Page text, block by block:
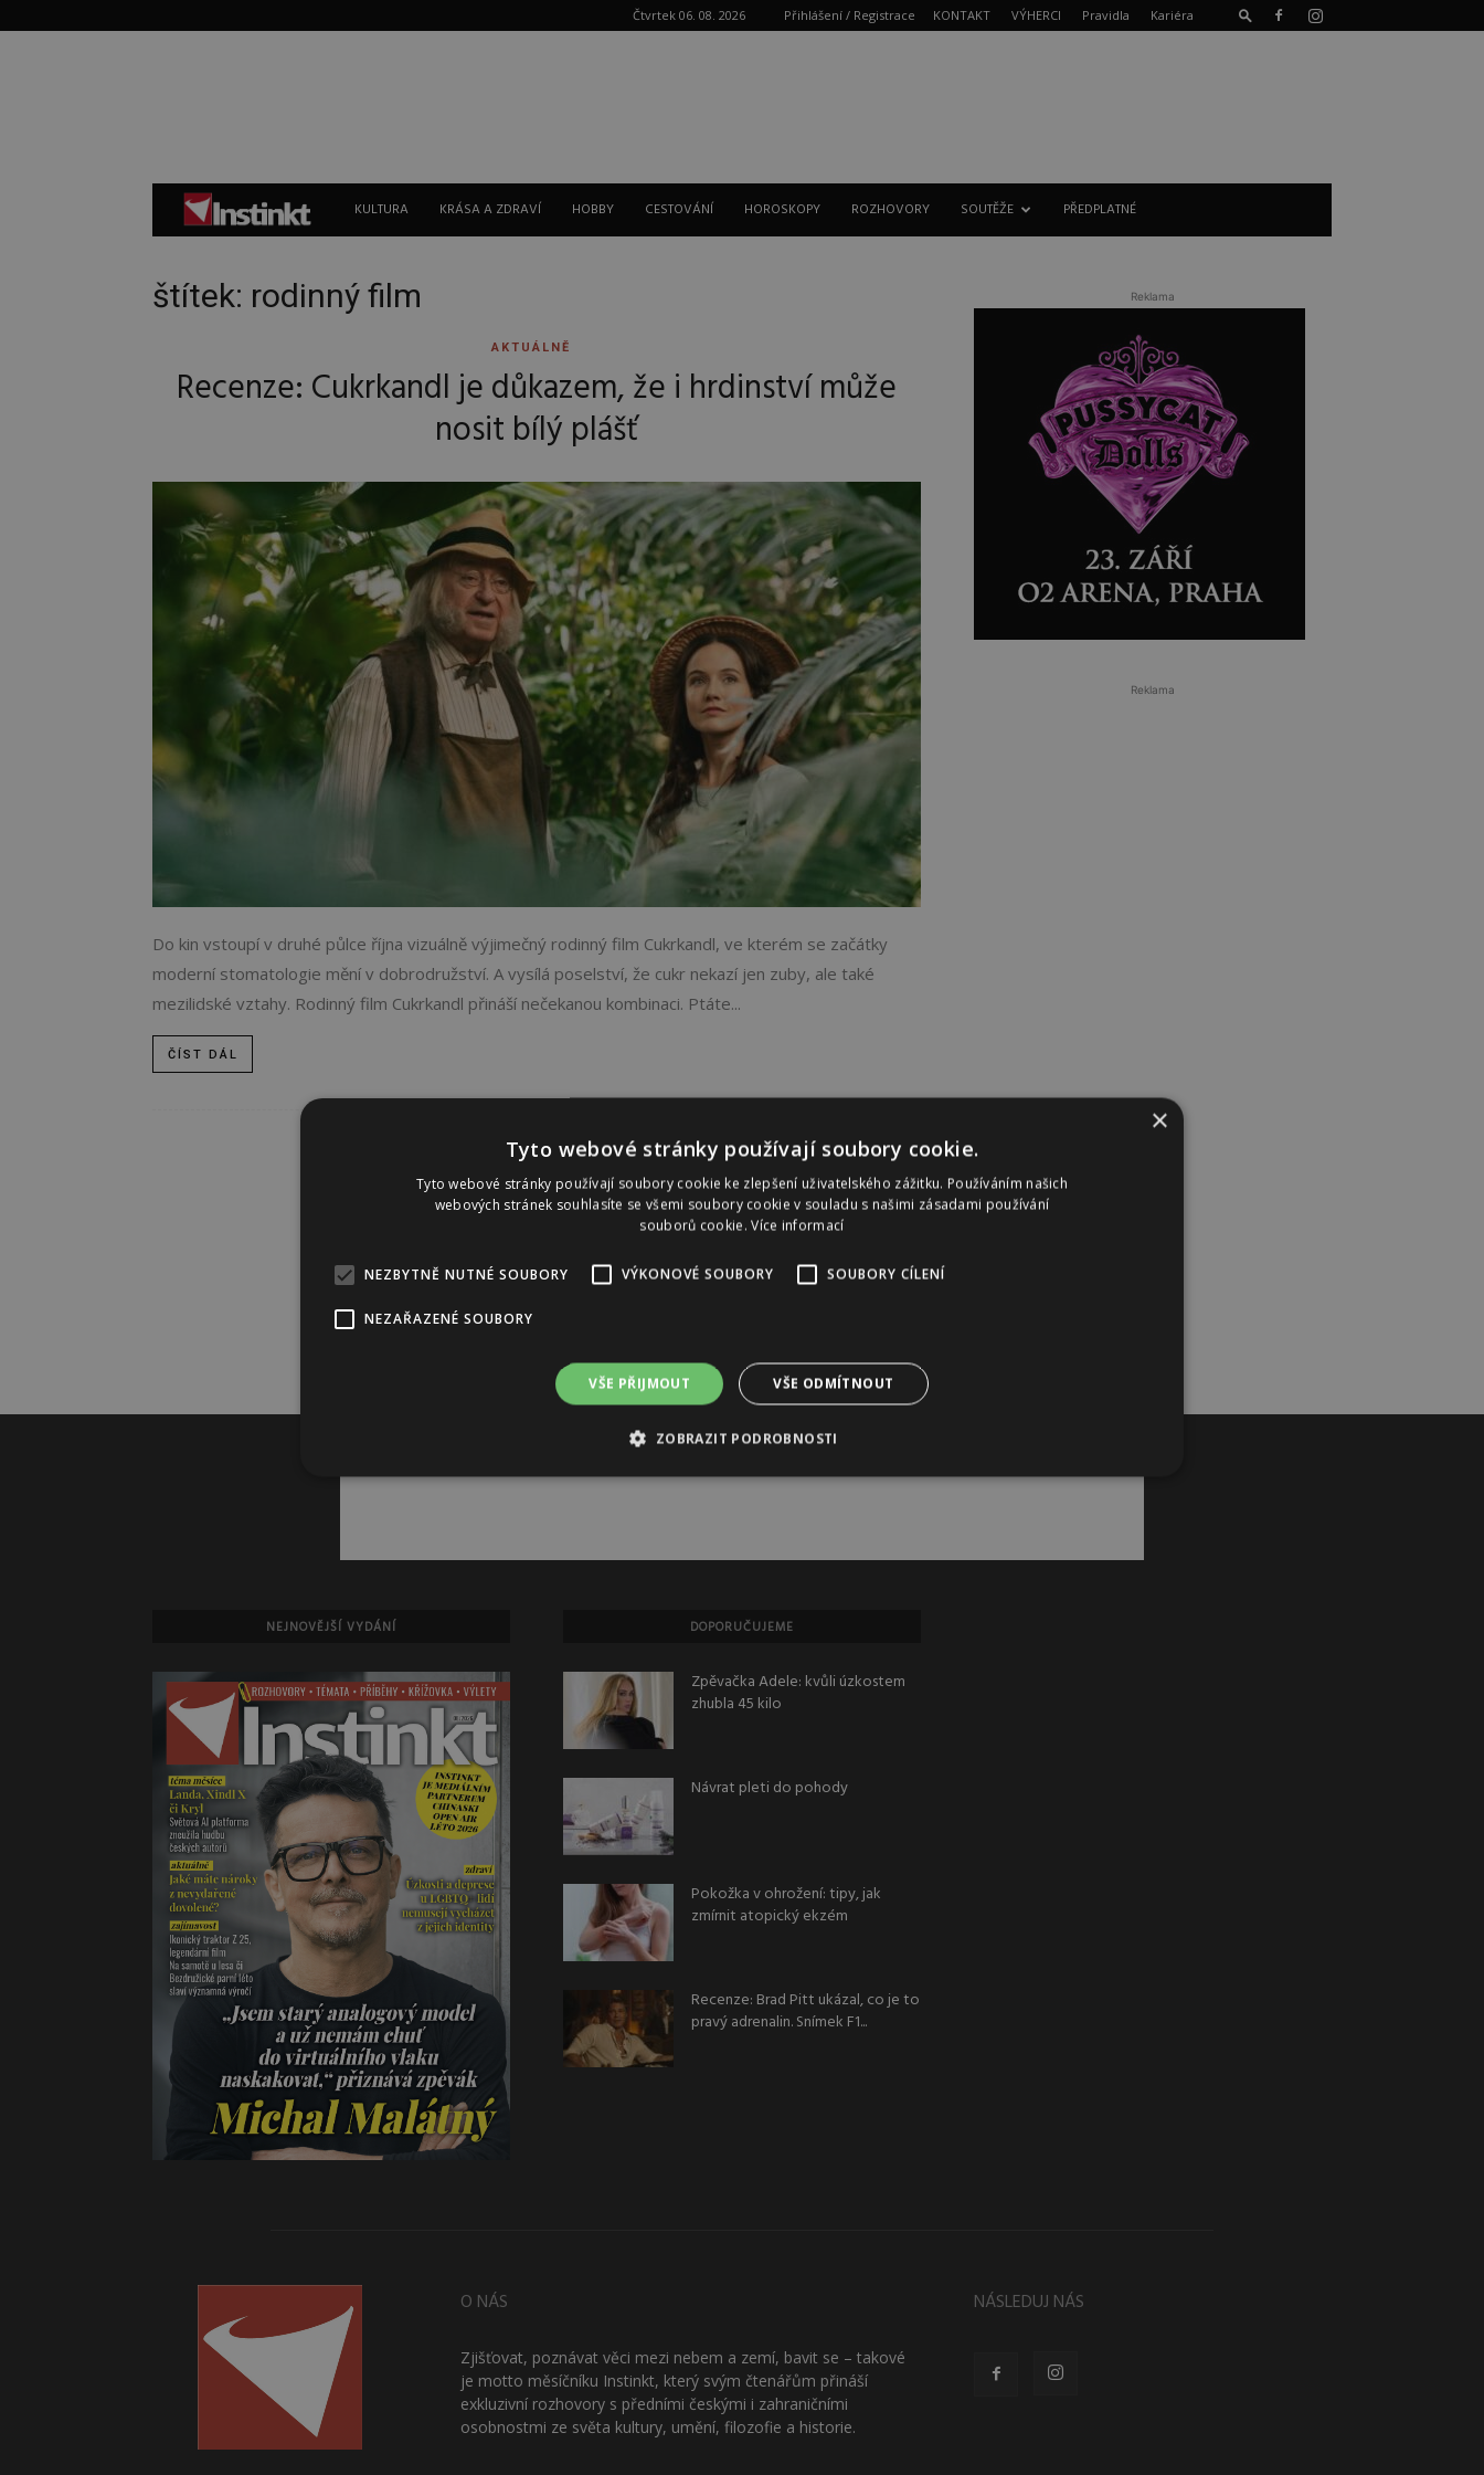
Čtvrtek 06. 08. 2026 Přihlášení / Registrace KONTAKT VÝHERCI Pravidla Kariéra
Instinkt
KULTURA KRÁSA A ZDRAVÍ HOBBY CESTOVÁNÍ HOROSKOPY ROZHOVORY SOUTĚŽE PŘEDPLATNÉ
štítek: rodinný film
AKTUÁLNĚ
Recenze: Cukrkandl je důkazem, že i hrdinství může
nosit bílý plášť
Do kin vstoupí v druhé půlce října vizuálně výjimečný rodinný film Cukrkandl, ve kterém se začátky
moderní stomatologie mění v dobrodružství. A vysílá poselství, že cukr nekazí jen zuby, ale také
mezilidské vztahy. Rodinný film Cukrkandl přináší nečekanou kombinaci. Ptáte...
ČÍST DÁL
Reklama
Reklama
Reklama
NEJNOVĚJŠÍ VYDÁNÍ DOPORUČUJEME
Zpěvačka Adele: kvůli úzkostem
zhubla 45 kilo
Návrat pleti do pohody
Pokožka v ohrožení: tipy, jak
zmírnit atopický ekzém
Recenze: Brad Pitt ukázal, co je to
pravý adrenalin. Snímek F1...
O NÁS
Zjišťovat, poznávat věci mezi nebem a zemí, bavit se – takové
je motto měsíčníku Instinkt, který svým čtenářům přináší
exkluzivní rozhovory s předními českými i zahraničními
osobnostmi ze světa kultury, umění, filozofie a historie.
NÁSLEDUJ NÁS
×
Tyto webové stránky používají soubory cookie.
Tyto webové stránky používají soubory cookie ke zlepšení uživatelského zážitku. Používáním našich
webových stránek souhlasíte se všemi soubory cookie v souladu s našimi zásadami používání
souborů cookie.Více informací
NEZBYTNĚ NUTNÉ SOUBORY VÝKONOVÉ SOUBORY SOUBORY CÍLENÍ
NEZAŘAZENÉ SOUBORY
VŠE PŘIJMOUT VŠE ODMÍTNOUT
ZOBRAZIT PODROBNOSTI